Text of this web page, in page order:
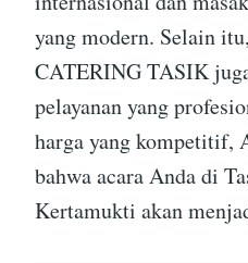
yang modern. Selain
CATERING TASIK
pelayanan yang
harga yang kompetitif,
bahwa acara Anda di
Kertamukti akan